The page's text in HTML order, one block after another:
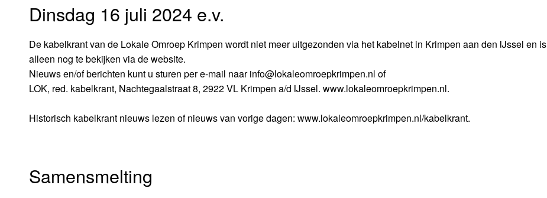
Dinsdag 16 juli 2024 e.v.
De kabelkrant van de Lokale Omroep Krimpen wordt niet meer uitgezonden via het kabelnet in Krimpen aan den IJssel en is
alleen nog te bekijken via de website.
Nieuws en/of berichten kunt u sturen per e-mail naar info@lokaleomroepkrimpen.nl of
LOK, red. kabelkrant, Nachtegaalstraat 8, 2922 VL Krimpen a/d IJssel. www.lokaleomroepkrimpen.nl.
Historisch kabelkrant nieuws lezen of nieuws van vorige dagen: www.lokaleomroepkrimpen.nl/kabelkrant.
Samensmelting